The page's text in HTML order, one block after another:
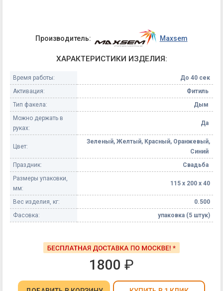
Производитель: Maxsem
ХАРАКТЕРИСТИКИ ИЗДЕЛИЯ:
Время работы:
До 40 сек
Активация:
Фитиль
Тип факела:
Дым
Можно держать в
руках:
Да
Цвет:
Зеленый, Желтый, Красный, Оранжевый,
Синий
Праздник:
Свадьба
Размеры упаковки,
мм:
115 х 200 х 40
Вес изделия, кг:
0.500
Фасовка:
упаковка (5 штук)
1800 ₽